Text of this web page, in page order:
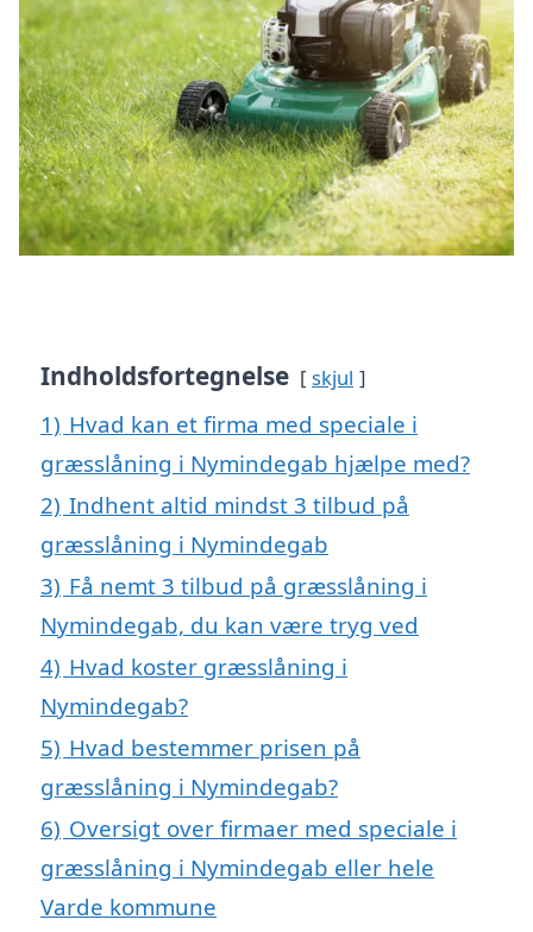
Indholdsfortegnelse skjul
1) Hvad kan et firma med speciale i
græsslåning i Nymindegab hjælpe med?
2) Indhent altid mindst 3 tilbud på
græsslåning i Nymindegab
3) Få nemt 3 tilbud på græsslåning i
Nymindegab, du kan være tryg ved
4) Hvad koster græsslåning i
Nymindegab?
5) Hvad bestemmer prisen på
græsslåning i Nymindegab?
6) Oversigt over firmaer med speciale i
græsslåning i Nymindegab eller hele
Varde kommune